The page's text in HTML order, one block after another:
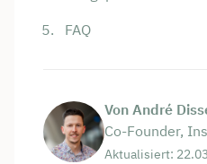
FAQ
Von André
Co-Founder,
Aktualisiert: